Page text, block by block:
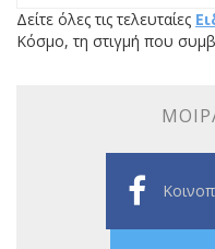
Δείτε όλες τις τελευταίες
Κόσμο, τη στιγμή που